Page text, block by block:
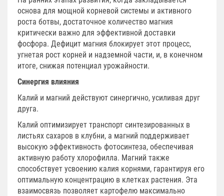
основа для мощной корневой системы и активного
роста ботвы, достаточное количество магния
критически важно для эффективной доставки
фосфора. Дефицит магния блокирует этот процесс,
угнетая рост корней и надземной части, и, в конечном
итоге, снижая потенциал урожайности.
Синергия влияния
Калий и магний действуют синергично, усиливая друг
друга.
Калий оптимизирует транспорт синтезированных в
листьях сахаров в клубни, а магний поддерживает
высокую эффективность фотосинтеза, обеспечивая
активную работу хлорофилла. Магний также
способствует усвоению калия корнями, гарантируя его
оптимальную концентрацию в клетках растения. Эта
взаимосвязь позволяет картофелю максимально